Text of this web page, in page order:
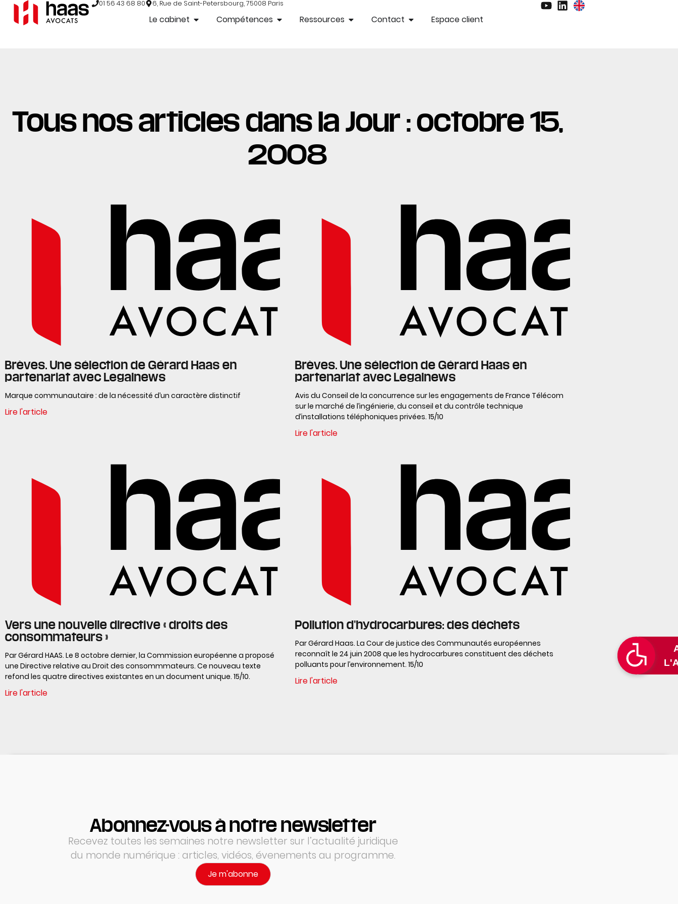
01 56 43 68 80 6, Rue de Saint-Petersbourg, 75008 Paris
Le cabinet Compétences Ressources Contact Espace client
Tous nos articles dans la Jour : octobre 15,
2008
Brèves. Une sélection de Gérard Haas en
partenariat avec Legalnews
Marque communautaire : de la nécessité d’un caractère distinctif
Lire l'article
Brèves. Une sélection de Gérard Haas en
partenariat avec Legalnews
Avis du Conseil de la concurrence sur les engagements de France Télécom
sur le marché de l’ingénierie, du conseil et du contrôle technique
d’installations téléphoniques privées. 15/10
Lire l'article
Vers une nouvelle directive « droits des
consommateurs »
Par Gérard HAAS. Le 8 octobre dernier, la Commission européenne a proposé
une Directive relative au Droit des consommmateurs. Ce nouveau texte
refond les quatre directives existantes en un document unique. 15/10.
Lire l'article
Pollution d'hydrocarbures: des déchets
Par Gérard Haas. La Cour de justice des Communautés européennes
reconnaît le 24 juin 2008 que les hydrocarbures constituent des déchets
polluants pour l’environnement. 15/10
Lire l'article
Abonnez-vous à notre newsletter
Recevez toutes les semaines notre newsletter sur l’actualité juridique
du monde numérique : articles, vidéos, évenements au programme.
Je m'abonne